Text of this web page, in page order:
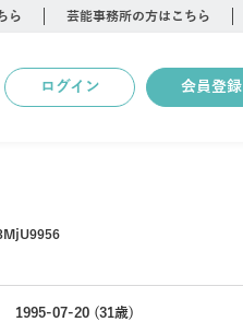
ら 芸能事務所の方はこちら
ログイン 会員登録
1995-07-20 (31歳)